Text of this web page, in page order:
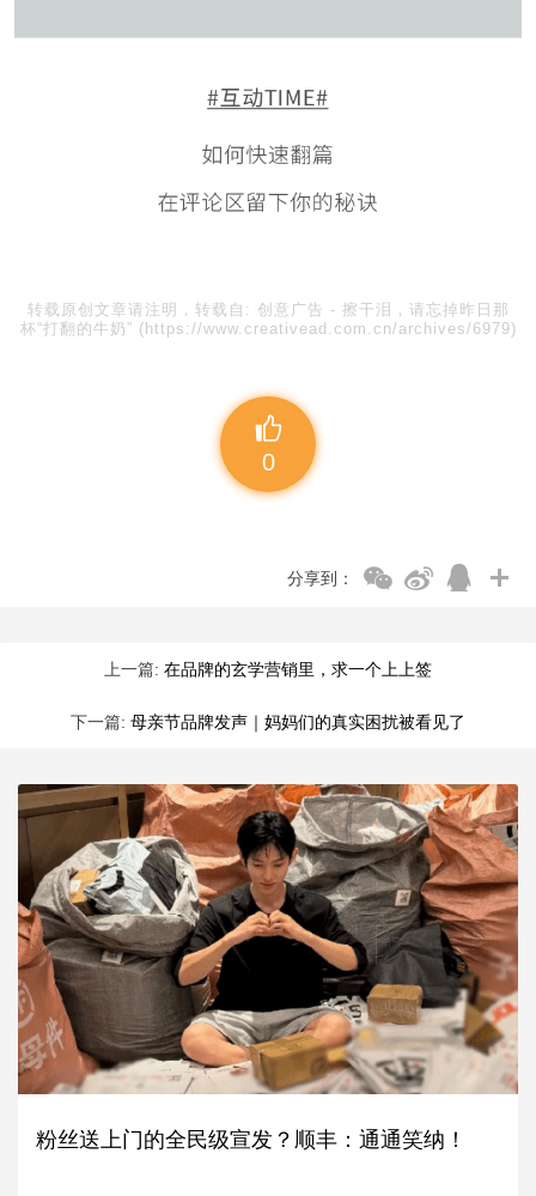
转载原创文章请注明，转载自: 创意广告 - 擦干泪，请忘掉昨日那
杯“打翻的牛奶” (https://www.creativead.com.cn/archives/6979)
0
分享到：
上一篇: 在品牌的玄学营销里，求一个上上签
下一篇: 母亲节品牌发声｜妈妈们的真实困扰被看见了
粉丝送上门的全民级宣发？顺丰：通通笑纳！